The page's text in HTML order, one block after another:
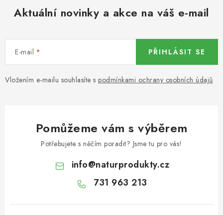
DÁRKOVÉ POUKAZY
OŘECHY NATURAL / MANDLE
OŘECHY NATURAL / KEŠU OŘECHY / KEŠU OŘECHY
CELÉ NATURAL
OŘECHY NATURAL / PODZEMNICE (ARAŠÍDY) /
PODZEMNICE OLEJNÁ BLANŠÍROVANÁ
Aktuální novinky a akce na váš e-mail
E-mail
Vložením e-mailu souhlasíte s podmínkami ochrany osobních údajů
PŘIHLÁSIT SE
Pomůžeme vám s výběrem
Potřebujete s něčím poradit? Jsme tu pro vás!
info@naturprodukty.cz
731 963 213